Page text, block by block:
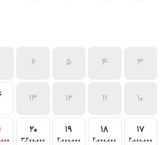
3
4
5
6
10
11
12
13
17
2٬000٬000
18
2٬000٬000
19
2٬000٬000
20
3٬200٬000